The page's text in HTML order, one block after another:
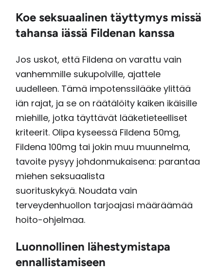
Koe seksuaalinen täyttymys missä
tahansa iässä Fildenan kanssa
Jos uskot, että Fildena on varattu vain
vanhemmille sukupolville, ajattele
uudelleen. Tämä impotenssilääke ylittää
iän rajat, ja se on räätälöity kaiken ikäisille
miehille, jotka täyttävät lääketieteelliset
kriteerit. Olipa kyseessä Fildena 50mg,
Fildena 100mg tai jokin muu muunnelma,
tavoite pysyy johdonmukaisena: parantaa
miehen seksuaalista
suorituskykyä. Noudata vain
terveydenhuollon tarjoajasi määräämää
hoito-ohjelmaa.
Luonnollinen lähestymistapa
ennallistamiseen